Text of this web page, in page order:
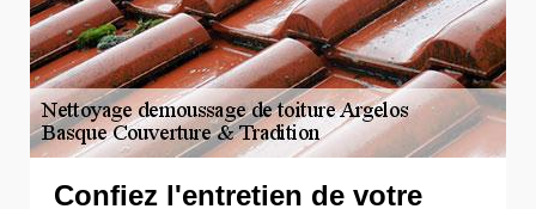
Confiez l'entretien de votre